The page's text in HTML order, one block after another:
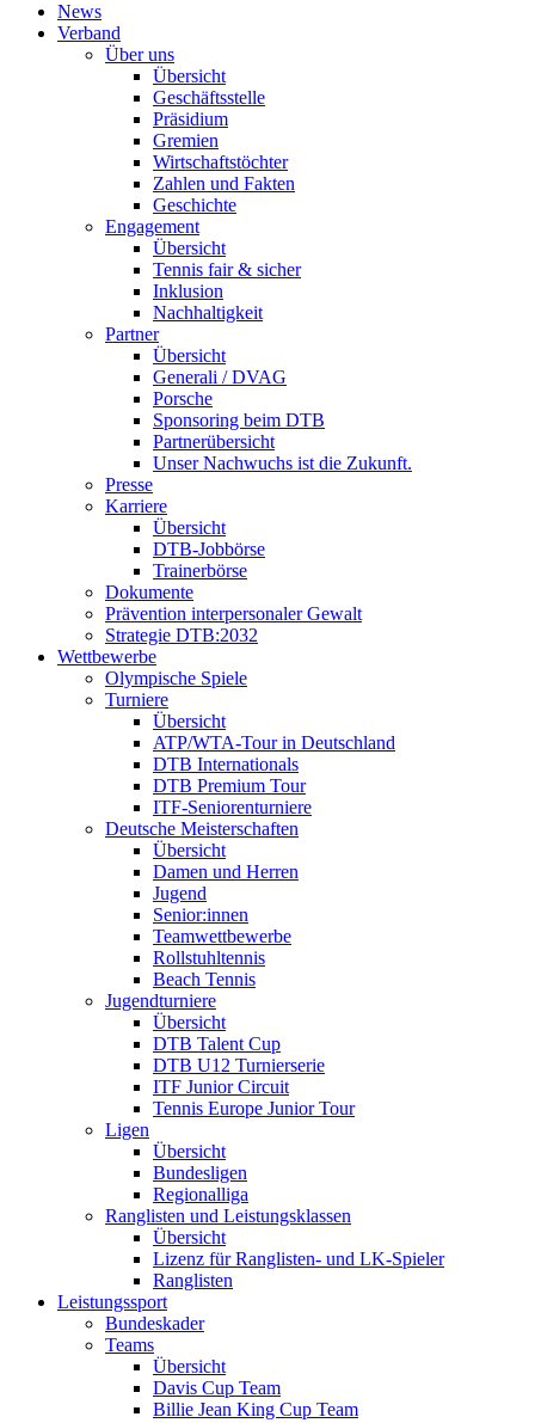
News
Verband
Über uns
Übersicht
Geschäftsstelle
Präsidium
Gremien
Wirtschaftstöchter
Zahlen und Fakten
Geschichte
Engagement
Übersicht
Tennis fair & sicher
Inklusion
Nachhaltigkeit
Partner
Übersicht
Generali / DVAG
Porsche
Sponsoring beim DTB
Partnerübersicht
Unser Nachwuchs ist die Zukunft.
Presse
Karriere
Übersicht
DTB-Jobbörse
Trainerbörse
Dokumente
Prävention interpersonaler Gewalt
Strategie DTB:2032
Wettbewerbe
Olympische Spiele
Turniere
Übersicht
ATP/WTA-Tour in Deutschland
DTB Internationals
DTB Premium Tour
ITF-Seniorenturniere
Deutsche Meisterschaften
Übersicht
Damen und Herren
Jugend
Senior:innen
Teamwettbewerbe
Rollstuhltennis
Beach Tennis
Jugendturniere
Übersicht
DTB Talent Cup
DTB U12 Turnierserie
ITF Junior Circuit
Tennis Europe Junior Tour
Ligen
Übersicht
Bundesligen
Regionalliga
Ranglisten und Leistungsklassen
Übersicht
Lizenz für Ranglisten- und LK-Spieler
Ranglisten
Leistungssport
Bundeskader
Teams
Übersicht
Davis Cup Team
Billie Jean King Cup Team